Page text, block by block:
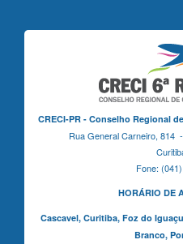
CRECI-PR - Conselho Regional
Rua General Carneiro,
Fone:
HORÁRIO DE
Cascavel, Curitiba,Foz do
Branco,